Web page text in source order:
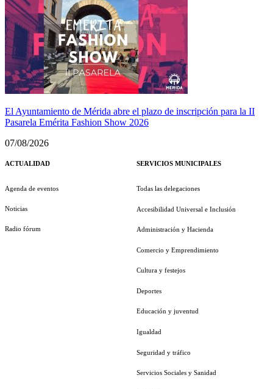
El Ayuntamiento de Mérida abre el plazo de inscripción para la II
Pasarela Emérita Fashion Show 2026
07/08/2026
ACTUALIDAD
Agenda de eventos
Noticias
Radio fórum
SERVICIOS MUNICIPALES
Todas las delegaciones
Accesibilidad Universal e Inclusión
Administración y Hacienda
Comercio y Emprendimiento
Cultura y festejos
Deportes
Educación y juventud
Igualdad
Seguridad y tráfico
Servicios Sociales y Sanidad